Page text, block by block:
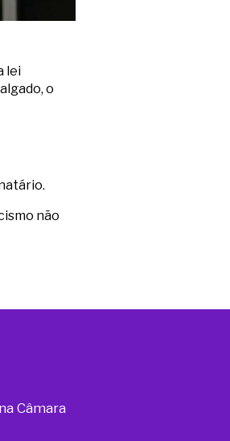
lei
o
não
Câmara